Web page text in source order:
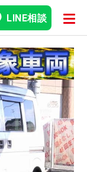
LINE相談